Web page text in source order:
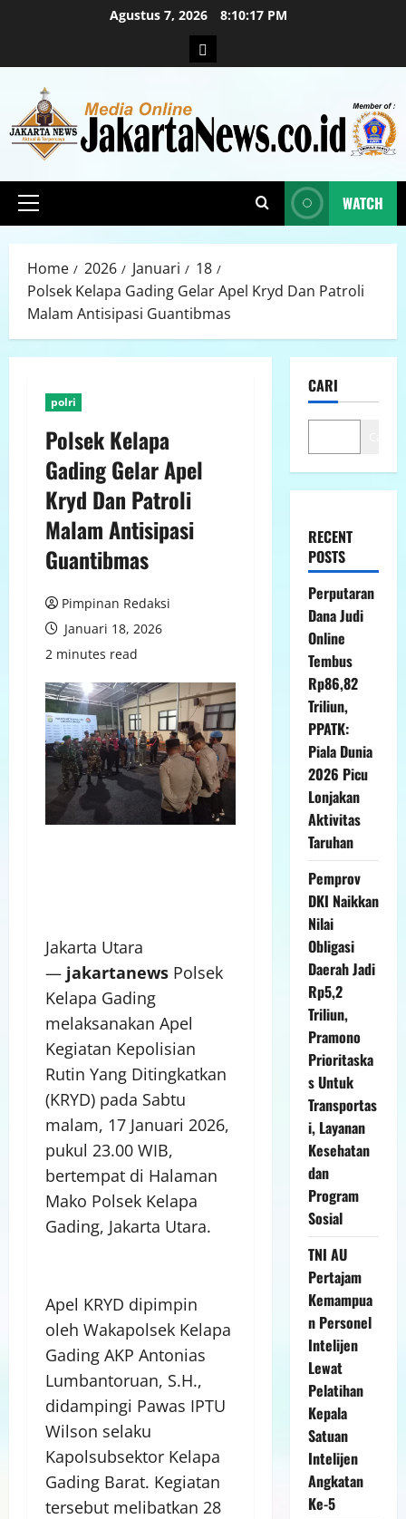
Agustus 7, 2026 8:10:19 PM
WATCH
Home 2026 Januari
18
Polsek Kelapa Gading Gelar Apel Kryd Dan Patroli
Malam Antisipasi Guantibmas
polri
Polsek Kelapa
Gading Gelar Apel
Kryd Dan Patroli
Malam Antisipasi
Guantibmas
Pimpinan Redaksi
Januari 18, 2026
2 minutes read
Jakarta Utara
— jakartanews Polsek
Kelapa Gading
melaksanakan Apel
Kegiatan Kepolisian
Rutin Yang Ditingkatkan
(KRYD) pada Sabtu
malam, 17 Januari 2026,
pukul 23.00 WIB,
bertempat di Halaman
Mako Polsek Kelapa
Gading, Jakarta Utara.
Apel KRYD dipimpin
oleh Wakapolsek Kelapa
Gading AKP Antonias
Lumbantoruan, S.H.,
didampingi Pawas IPTU
Wilson selaku
Kapolsubsektor Kelapa
Gading Barat. Kegiatan
tersebut melibatkan 28
CARI
RECENT
POSTS
Perputaran
Dana Judi
Online
Tembus
Rp86,82
Triliun,
PPATK:
Piala Dunia
2026 Picu
Lonjakan
Aktivitas
Taruhan
Pemprov
DKI Naikkan
Nilai
Obligasi
Daerah Jadi
Rp5,2
Triliun,
Pramono
Prioritaska
s Untuk
Transportas
i, Layanan
Kesehatan
dan
Program
Sosial
TNI AU
Pertajam
Kemampua
n Personel
Intelijen
Lewat
Pelatihan
Kepala
Satuan
Intelijen
Angkatan
Ke-5